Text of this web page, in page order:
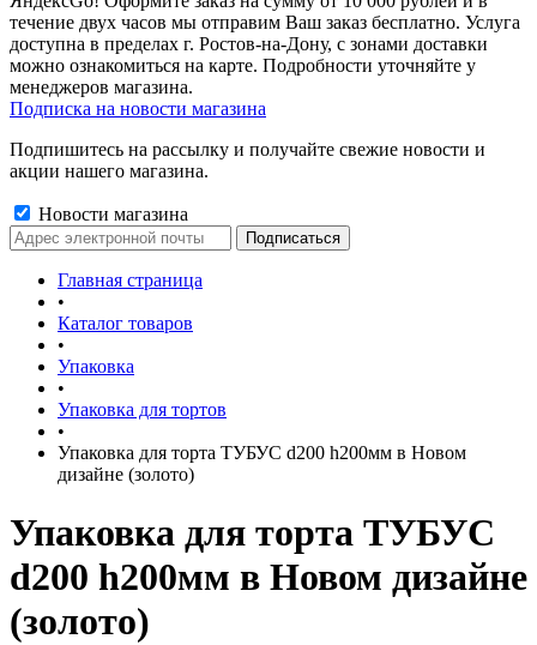
течение двух часов мы отправим Ваш заказ бесплатно. Услуга
доступна в пределах г. Ростов-на-Дону, с зонами доставки
можно ознакомиться на карте. Подробности уточняйте у
менеджеров магазина.
Подписка на новости магазина
Подпишитесь на рассылку и получайте свежие новости и
акции нашего магазина.
Новости магазина
Главная страница
•
Каталог товаров
•
Упаковка
•
Упаковка для тортов
•
Упаковка для торта ТУБУС d200 h200мм в Новом
дизайне (золото)
Упаковка для торта ТУБУС
d200 h200мм в Новом дизайне
(золото)